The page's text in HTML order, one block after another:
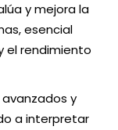
y mejora la
esencial
el rendimiento
y
a interpretar